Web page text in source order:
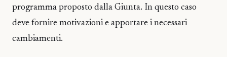
programma proposto dalla Giunta. In questo caso
deve fornire motivazioni e apportare i necessari
cambiamenti.